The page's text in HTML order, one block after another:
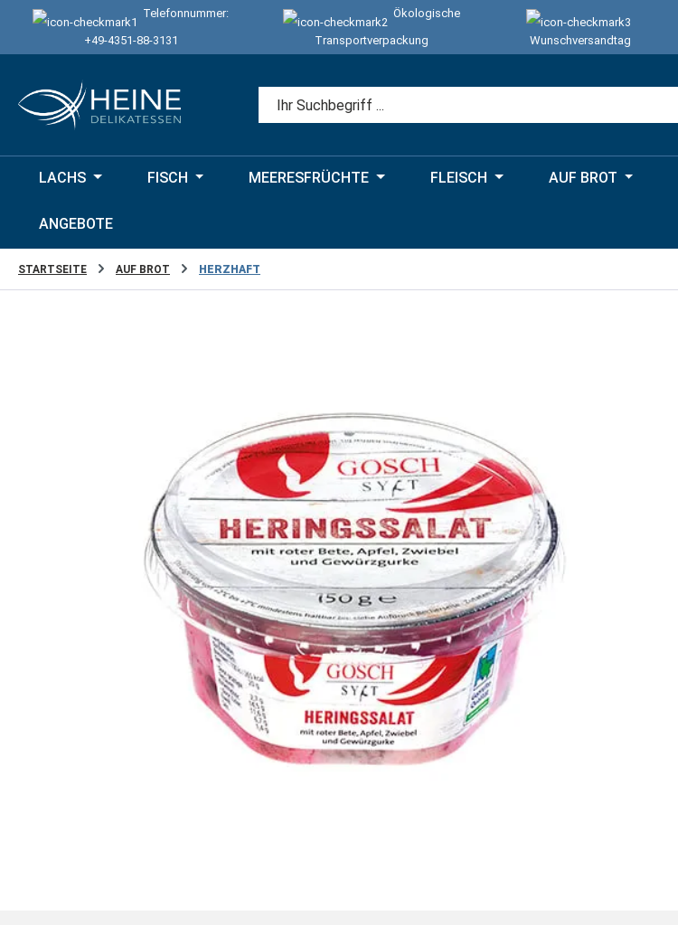
Hauptinhalt springen
Zur Suche springen
Zur Hauptnavigation springen
Telefonnummer:
+49-4351-88-3131
Ökologische
Transportverpackung
Wunschversandtag
LACHS FISCH MEERESFRÜCHTE FLEISCH AUF BROT
ANGEBOTE
STARTSEITE AUF BROT HERZHAFT